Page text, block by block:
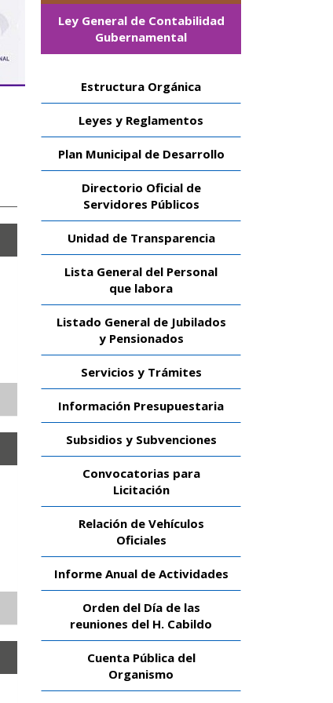
Ley General de Contabilidad
Gubernamental
Estructura Orgánica
Leyes y Reglamentos
Plan Municipal de Desarrollo
Directorio Oficial de
Servidores Públicos
Unidad de Transparencia
Lista General del Personal
que labora
Listado General de Jubilados
y Pensionados
Servicios y Trámites
Información Presupuestaria
Subsidios y Subvenciones
Convocatorias para
Licitación
Relación de Vehículos
Oficiales
Informe Anual de Actividades
Orden del Día de las
reuniones del H. Cabildo
Cuenta Pública del
Organismo